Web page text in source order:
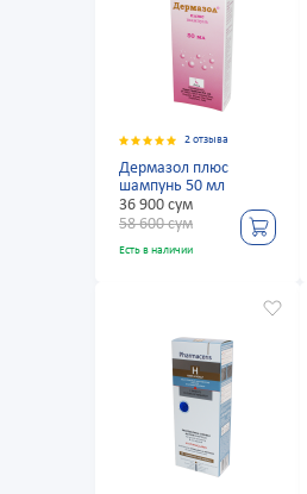
2 отзыва
Дермазол плюс
шампунь 50 мл
36 900 сум
58 600 сум
Есть в наличии